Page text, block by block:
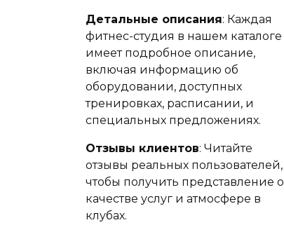
Детальные описания: Каждая
фитнес-студия в нашем каталоге
имеет подробное описание,
включая информацию об
оборудовании, доступных
тренировках, расписании, и
специальных предложениях.
Отзывы клиентов: Читайте
отзывы реальных пользователей,
чтобы получить представление о
качестве услуг и атмосфере в
клубах.